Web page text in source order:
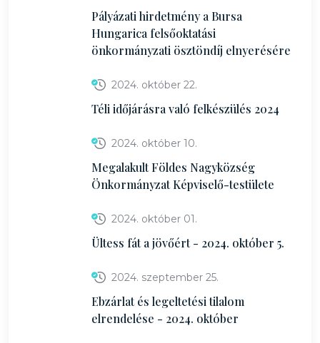
Pályázati hirdetmény a Bursa
Hungarica felsőoktatási
önkormányzati ösztöndíj elnyerésére
2024. október 22.
Téli időjárásra való felkészülés 2024
2024. október 10.
Megalakult Földes Nagyközség
Önkormányzat Képviselő-testülete
2024. október 01.
Ültess fát a jövőért - 2024. október 5.
2024. szeptember 25.
Ebzárlat és legeltetési tilalom
elrendelése - 2024. október